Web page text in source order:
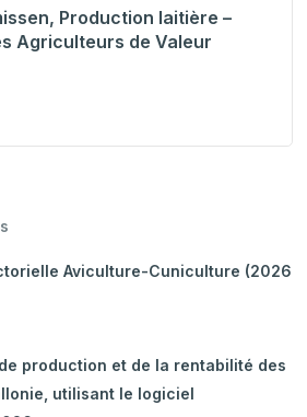
Production laitière –
Agriculteurs de Valeur
Aviculture-Cuniculture (2026
production et de la rentabilité des
utilisant le logiciel